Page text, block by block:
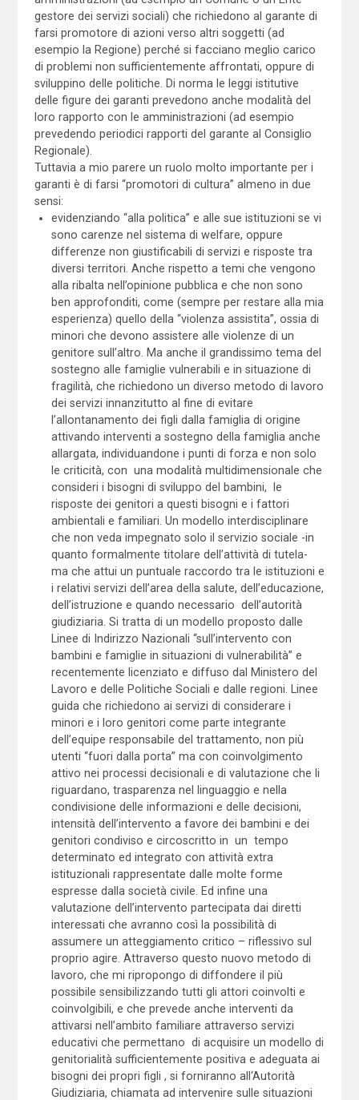
gestore dei servizi sociali) che richiedono al garante di
farsi promotore di azioni verso altri soggetti (ad
esempio la Regione) perché si facciano meglio carico
di problemi non sufficientemente affrontati, oppure di
sviluppino delle politiche. Di norma le leggi istitutive
delle figure dei garanti prevedono anche modalità del
loro rapporto con le amministrazioni (ad esempio
prevedendo periodici rapporti del garante al Consiglio
Regionale).
Tuttavia a mio parere un ruolo molto importante per i
garanti è di farsi “promotori di cultura” almeno in due
sensi:
evidenziando “alla politica” e alle sue istituzioni se vi
sono carenze nel sistema di welfare, oppure
differenze non giustificabili di servizi e risposte tra
diversi territori. Anche rispetto a temi che vengono
alla ribalta nell’opinione pubblica e che non sono
ben approfonditi, come (sempre per restare alla mia
esperienza) quello della “violenza assistita”, ossia di
minori che devono assistere alle violenze di un
genitore sull’altro. Ma anche il grandissimo tema del
sostegno alle famiglie vulnerabili e in situazione di
fragilità, che richiedono un diverso metodo di lavoro
dei servizi innanzitutto al fine di evitare
l’allontanamento dei figli dalla famiglia di origine
attivando interventi a sostegno della famiglia anche
allargata, individuandone i punti di forza e non solo
le criticità, con una modalità multidimensionale che
consideri i bisogni di sviluppo del bambini, le
risposte dei genitori a questi bisogni e i fattori
ambientali e familiari. Un modello interdisciplinare
che non veda impegnato solo il servizio sociale -in
quanto formalmente titolare dell’attività di tutela-
ma che attui un puntuale raccordo tra le istituzioni e
i relativi servizi dell’area della salute, dell’educazione,
dell’istruzione e quando necessario dell’autorità
giudiziaria. Si tratta di un modello proposto dalle
Linee di Indirizzo Nazionali “sull’intervento con
bambini e famiglie in situazioni di vulnerabilità” e
recentemente licenziato e diffuso dal Ministero del
Lavoro e delle Politiche Sociali e dalle regioni. Linee
guida che richiedono ai servizi di considerare i
minori e i loro genitori come parte integrante
dell’equipe responsabile del trattamento, non più
utenti “fuori dalla porta” ma con coinvolgimento
attivo nei processi decisionali e di valutazione che li
riguardano, trasparenza nel linguaggio e nella
condivisione delle informazioni e delle decisioni,
intensità dell’intervento a favore dei bambini e dei
genitori condiviso e circoscritto in un tempo
determinato ed integrato con attività extra
istituzionali rappresentate dalle molte forme
espresse dalla società civile. Ed infine una
valutazione dell’intervento partecipata dai diretti
interessati che avranno così la possibilità di
assumere un atteggiamento critico – riflessivo sul
proprio agire. Attraverso questo nuovo metodo di
lavoro, che mi ripropongo di diffondere il più
possibile sensibilizzando tutti gli attori coinvolti e
coinvolgibili, e che prevede anche interventi da
attivarsi nell’ambito familiare attraverso servizi
educativi che permettano di acquisire un modello di
genitorialità sufficientemente positiva e adeguata ai
bisogni dei propri figli , si forniranno all‘Autorità
Giudiziaria, chiamata ad intervenire sulle situazioni